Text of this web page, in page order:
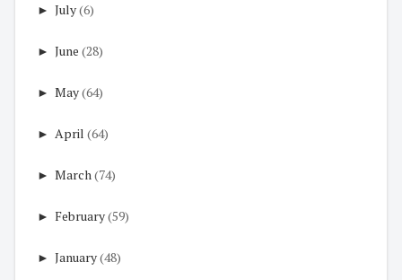
► July(6)
► June (28)
► May(64)
► April (64)
► March(74)
► February(59)
► January(48)